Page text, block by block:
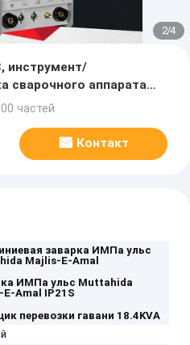
2/4
инструмент/
сварочного аппарата
Majlis-E-Amal
частей
Контакт
заварка ИМПа ульс
Majlis-E-Amal
ИМПа ульс Muttahida
Amal IP21S
перевозки гавани 18.4KVA